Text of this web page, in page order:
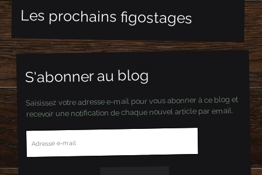
Les prochains figostages
S'abonner au blog
Saisissez votre adresse e-mail pour vous abonner à ce blog et
recevoir une notification de chaque nouvel article par email.
A
d
r